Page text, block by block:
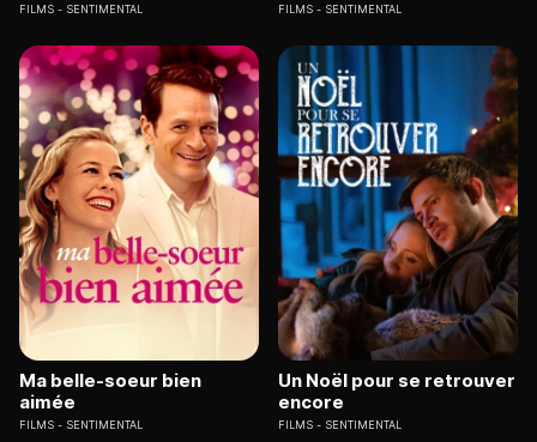
FILMS SENTIMENTAL FILMS SENTIMENTAL
Ma belle-soeur bien
aimée
FILMS SENTIMENTAL
Un Noël pour se retrouver
encore
FILMS SENTIMENTAL